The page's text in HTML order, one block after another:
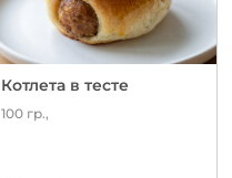
Котлета в тесте
100 гр.,